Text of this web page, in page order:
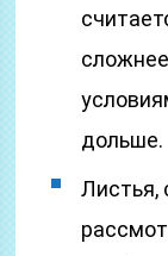
дольше.
Листья,